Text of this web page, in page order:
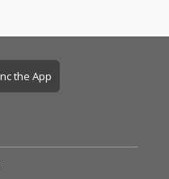
the App